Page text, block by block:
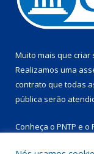
Muito mais que criar
Realizamos uma
contrato que todas
pública serão
Conheça o PNTP e o